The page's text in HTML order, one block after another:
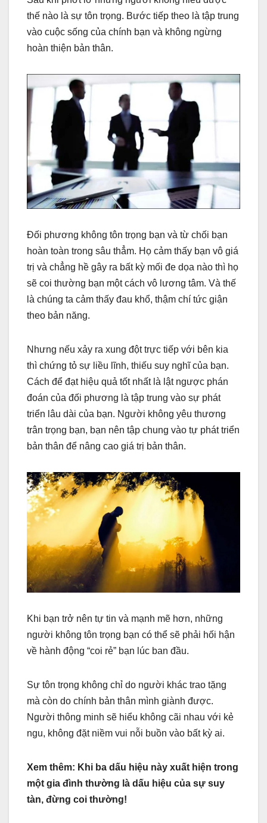
thế nào là sự tôn trọng. Bước tiếp theo là tập trung
vào cuộc sống của chính bạn và không ngừng
hoàn thiện bản thân.
Đối phương không tôn trọng bạn và từ chối bạn
hoàn toàn trong sâu thẳm. Họ cảm thấy bạn vô giá
trị và chẳng hề gây ra bất kỳ mối đe dọa nào thì họ
sẽ coi thường bạn một cách vô lương tâm. Và thế
là chúng ta cảm thấy đau khổ, thậm chí tức giận
theo bản năng.
Nhưng nếu xảy ra xung đột trực tiếp với bên kia
thì chứng tỏ sự liều lĩnh, thiếu suy nghĩ của bạn.
Cách để đạt hiệu quả tốt nhất là lật ngược phán
đoán của đối phương là tập trung vào sự phát
triển lâu dài của bạn. Người không yêu thương
trân trọng bạn, bạn nên tập chung vào tự phát triển
bản thân để nâng cao giá trị bản thân.
Khi bạn trở nên tự tin và mạnh mẽ hơn, những
người không tôn trọng bạn có thể sẽ phải hối hận
về hành động “coi rẻ” bạn lúc ban đầu.
Sự tôn trọng không chỉ do người khác trao tặng
mà còn do chính bản thân mình giành được.
Người thông minh sẽ hiểu không cãi nhau với kẻ
ngu, không đặt niềm vui nỗi buồn vào bất kỳ ai.
Xem thêm: Khi ba dấu hiệu này xuất hiện trong
một gia đình thường là dấu hiệu của sự suy
tàn, đừng coi thường!